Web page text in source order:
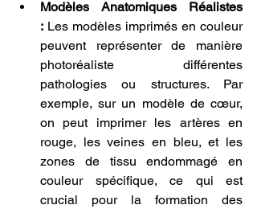
Modèles Anatomiques Réalistes
: Les modèles imprimés en couleur
peuvent représenter de manière
photoréaliste différentes
pathologies ou structures. Par
exemple, sur un modèle de cœur,
on peut imprimer les artères en
rouge, les veines en bleu, et les
zones de tissu endommagé en
couleur spécifique, ce qui est
crucial pour la formation des